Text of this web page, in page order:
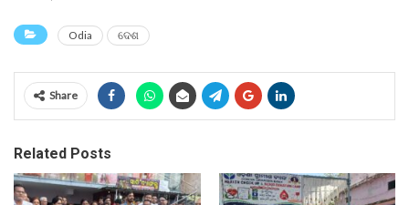
Odia ଦେଶ
Share
Related Posts